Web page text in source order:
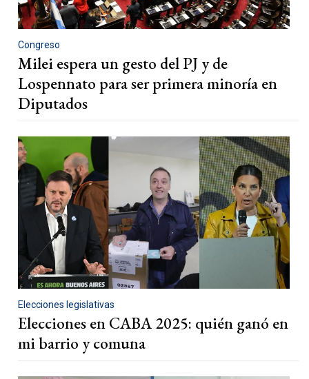
Congreso
Milei espera un gesto del PJ y de
Lospennato para ser primera minoría en
Diputados
Elecciones legislativas
Elecciones en CABA 2025: quién ganó en
mi barrio y comuna